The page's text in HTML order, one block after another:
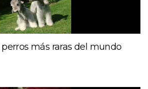
más raras del mundo